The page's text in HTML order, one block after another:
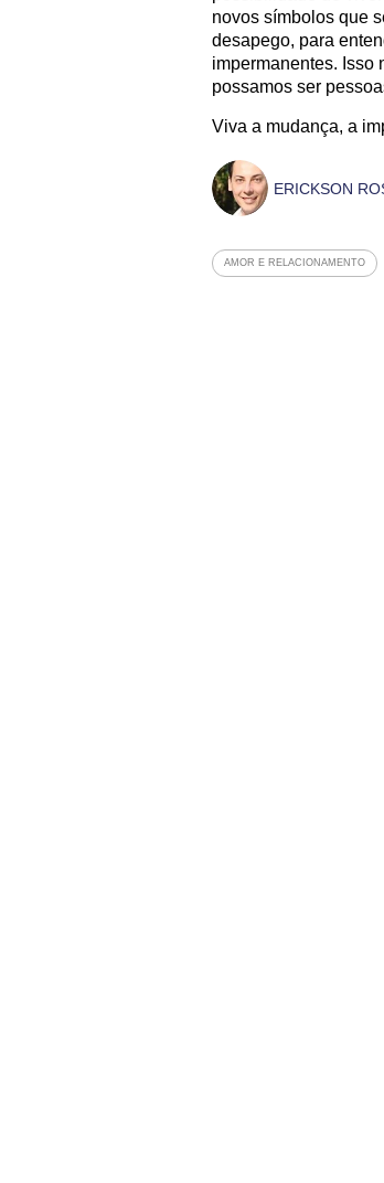
novos símbolos que
desapego, para
impermanentes. Isso
possamos ser
Viva a mudança, a
ERICKSON
AMOR E RELACIONAMENTO